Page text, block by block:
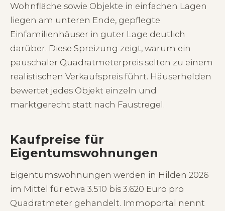
Wohnfläche sowie Objekte in einfachen Lagen
liegen am unteren Ende, gepflegte
Einfamilienhäuser in guter Lage deutlich
darüber. Diese Spreizung zeigt, warum ein
pauschaler Quadratmeterpreis selten zu einem
realistischen Verkaufspreis führt. Häuserhelden
bewertet jedes Objekt einzeln und
marktgerecht statt nach Faustregel.
Kaufpreise für
Eigentumswohnungen
Eigentumswohnungen werden in Hilden 2026
im Mittel für etwa 3.510 bis 3.620 Euro pro
Quadratmeter gehandelt. Immoportal nennt